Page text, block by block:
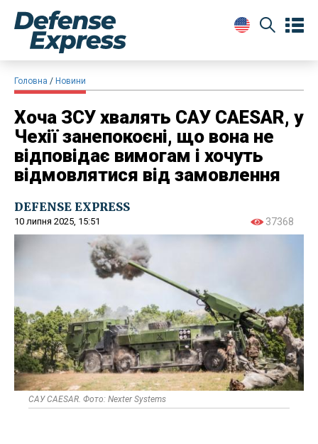
Головна Новини
Хоча ЗСУ хвалять САУ CAESAR, у
Чехії занепокоєні, що вона не
відповідає вимогам і хочуть
відмовлятися від замовлення
DEFENSE EXPRESS
10 липня 2025, 15:51 37368
САУ CAESAR. Фото: Nexter Systems